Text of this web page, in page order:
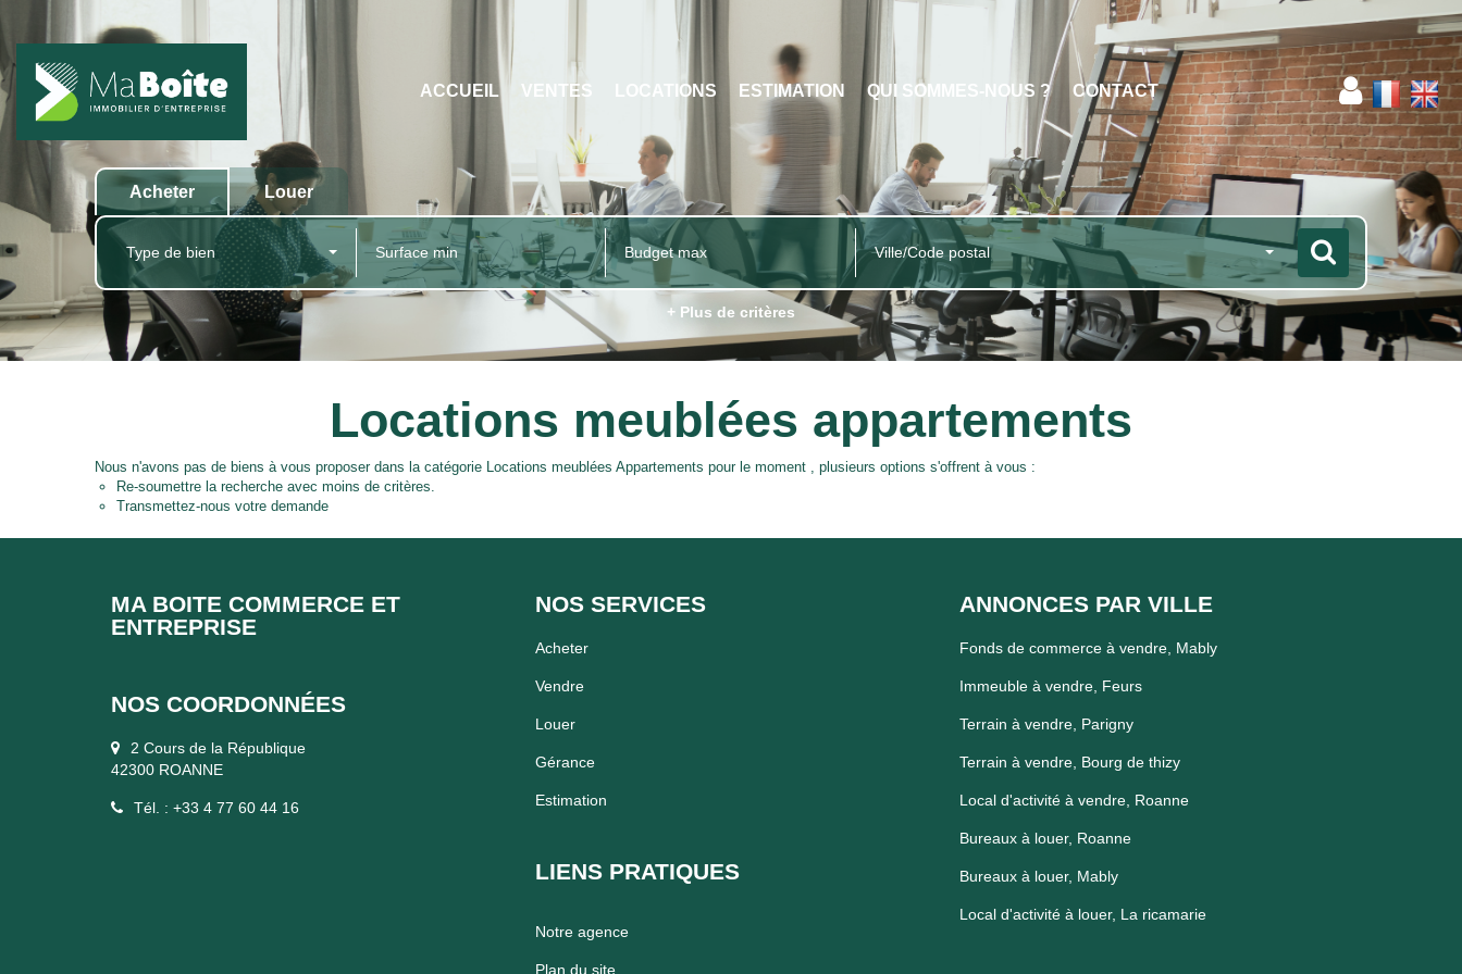
ACCUEIL VENTES LOCATIONS ESTIMATION QUI SOMMES-NOUS ? CONTACT
Acheter Louer
Type de bien Ville/Code postal
+ Plus de critères
Locations meublées appartements
Nous n'avons pas de biens à vous proposer dans la catégorie Locations meublées Appartements pour le moment , plusieurs options s'offrent à vous :
Re-soumettre la recherche avec moins de critères.
Transmettez-nous votre demande
MA BOITE COMMERCE ET
ENTREPRISE
NOS COORDONNÉES
2 Cours de la République
42300 ROANNE
Tél. : +33 4 77 60 44 16
NOS SERVICES
Acheter
Vendre
Louer
Gérance
Estimation
LIENS PRATIQUES
Notre agence
Plan du site
ANNONCES PAR VILLE
Fonds de commerce à vendre, Mably
Immeuble à vendre, Feurs
Terrain à vendre, Parigny
Terrain à vendre, Bourg de thizy
Local d'activité à vendre, Roanne
Bureaux à louer, Roanne
Bureaux à louer, Mably
Local d'activité à louer, La ricamarie